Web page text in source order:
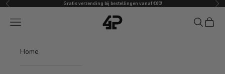
Naar inhoud
Vorige Gratis verzending bij bestellingen vanaf €60!
4President
Menu Zoeken
Home